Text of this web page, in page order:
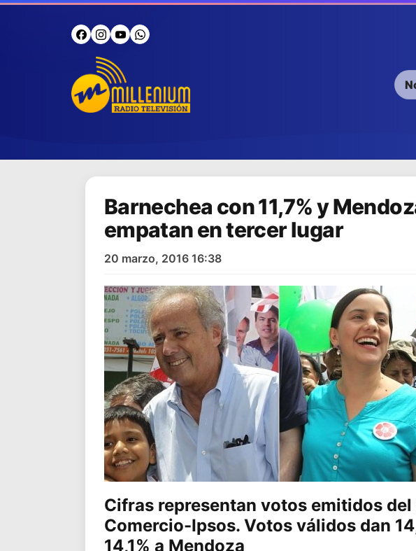
Barnechea con 11,7% y
empatan en tercer lugar
20 marzo, 2016 16:38
Cifras representan votos emitidos del
Comercio-Ipsos. Votos válidos dan
14,1% a Mendoza